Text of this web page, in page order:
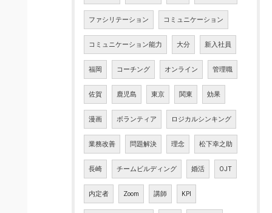
ファシリテーション コミュニケーション
コミュニケーション能力 大分 新入社員
福岡 コーチング オンライン 管理職
佐賀 鹿児島 東京 関東 効果
漫画 ボランティア ロジカルシンキング
業務改善 問題解決 理念 松下幸之助
長崎 チームビルディング 婚活 OJT
内定者 Zoom 講師 KPI